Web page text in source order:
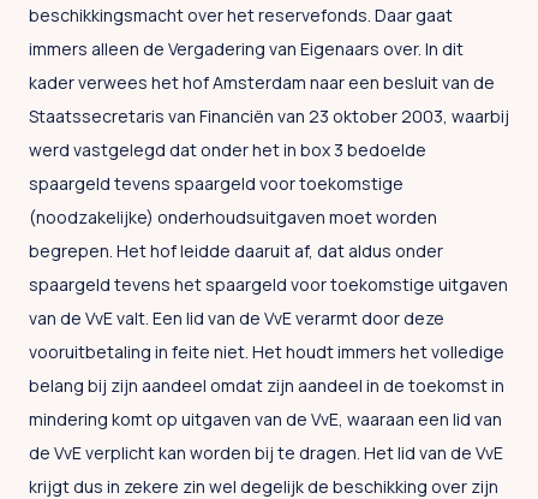
beschikkingsmacht over het reservefonds. Daar gaat
immers alleen de Vergadering van Eigenaars over. In dit
kader verwees het hof Amsterdam naar een besluit van de
Staatssecretaris van Financiën van 23 oktober 2003, waarbij
werd vastgelegd dat onder het in box 3 bedoelde
spaargeld tevens spaargeld voor toekomstige
(noodzakelijke) onderhoudsuitgaven moet worden
begrepen. Het hof leidde daaruit af, dat aldus onder
spaargeld tevens het spaargeld voor toekomstige uitgaven
van de VvE valt. Een lid van de VvE verarmt door deze
vooruitbetaling in feite niet. Het houdt immers het volledige
belang bij zijn aandeel omdat zijn aandeel in de toekomst in
mindering komt op uitgaven van de VvE, waaraan een lid van
de VvE verplicht kan worden bij te dragen. Het lid van de VvE
krijgt dus in zekere zin wel degelijk de beschikking over zijn